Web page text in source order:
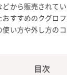
から販売されてい
すすめのクグロフ
使い方や外し方の
目次